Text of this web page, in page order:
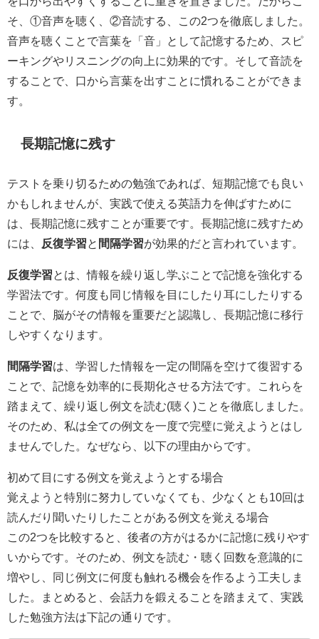
そ、①音声を聴く、②音読する、この2つを徹底しました。
音声を聴くことで言葉を「音」として記憶するため、スピ
ーキングやリスニングの向上に効果的です。そして音読を
することで、口から言葉を出すことに慣れることができま
す。
長期記憶に残す
テストを乗り切るための勉強であれば、短期記憶でも良い
かもしれませんが、実践で使える英語力を伸ばすために
は、長期記憶に残すことが重要です。長期記憶に残すため
には、
反復学習 と 間隔学習が効果的だと言われています。
反復学習 とは、情報を繰り返し学ぶことで記憶を強化する
学習法です。何度も同じ情報を目にしたり耳にしたりする
ことで、脳がその情報を重要だと認識し、長期記憶に移行
しやすくなります。
間隔学習は、学習した情報を一定の間隔を空けて復習する
ことで、記憶を効率的に長期化させる方法です。これらを
踏まえて、繰り返し例文を読む(聴く)ことを徹底しました。
そのため、私は全ての例文を一度で完璧に覚えようとはし
ませんでした。なぜなら、以下の理由からです。
初めて目にする例文を覚えようとする場合
覚えようと特別に努力していなくても、少なくとも10回は
読んだり聞いたりしたことがある例文を覚える場合
この2つを比較すると、後者の方がはるかに記憶に残りやす
いからです。そのため、例文を読む・聴く回数を意識的に
増やし、同じ例文に何度も触れる機会を作るよう工夫しま
した。まとめると、会話力を鍛えることを踏まえて、実践
した勉強方法は下記の通りです。